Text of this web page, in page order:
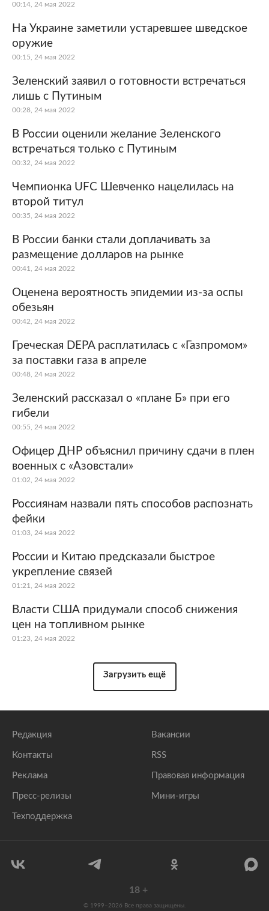
00:14, 24 мая 2022
На Украине заметили устаревшее шведское
оружие
00:15, 24 мая 2022
Зеленский заявил о готовности встречаться
лишь с Путиным
00:28, 24 мая 2022
В России оценили желание Зеленского
встречаться только с Путиным
00:32, 24 мая 2022
Чемпионка UFC Шевченко нацелилась на
второй титул
00:35, 24 мая 2022
В России банки стали доплачивать за
размещение долларов на рынке
00:41, 24 мая 2022
Оценена вероятность эпидемии из-за оспы
обезьян
00:42, 24 мая 2022
Греческая DEPA расплатилась с «Газпромом»
за поставки газа в апреле
00:48, 24 мая 2022
Зеленский рассказал о «плане Б» при его
гибели
00:55, 24 мая 2022
Офицер ДНР объяснил причину сдачи в плен
военных с «Азовстали»
01:02, 24 мая 2022
Россиянам назвали пять способов распознать
фейки
01:03, 24 мая 2022
России и Китаю предсказали быстрое
укрепление связей
01:21, 24 мая 2022
Власти США придумали способ снижения
цен на топливном рынке
01:23, 24 мая 2022
Загрузить ещё
Редакция
Контакты
Реклама
Пресс-релизы
Техподдержка
Вакансии
RSS
Правовая информация
Мини-игры
18 +
© 1999–2026 Все права защищены.